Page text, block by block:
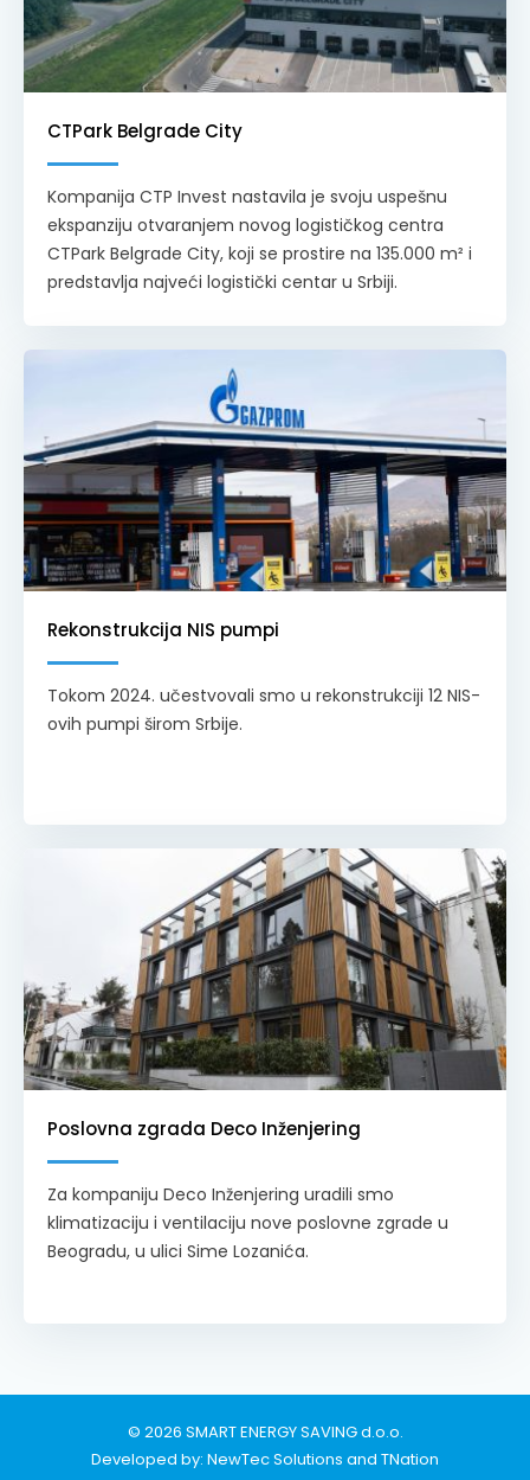
CTPark Belgrade City
Kompanija CTP Invest nastavila je svoju uspešnu
ekspanziju otvaranjem novog logističkog centra
CTPark Belgrade City, koji se prostire na 135.000 m² i
predstavlja najveći logistički centar u Srbiji.
Rekonstrukcija NIS pumpi
Tokom 2024. učestvovali smo u rekonstrukciji 12 NIS-
ovih pumpi širom Srbije.
Poslovna zgrada Deco Inženjering
Za kompaniju Deco Inženjering uradili smo
klimatizaciju i ventilaciju nove poslovne zgrade u
Beogradu, u ulici Sime Lozanića.
© 2026 SMART ENERGY SAVING d.o.o.
Developed by: NewTec Solutions and TNation